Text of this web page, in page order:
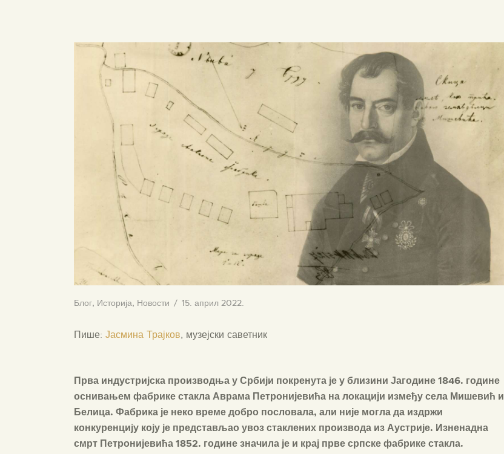
Блог, Историја, Новости 15. април 2022.
Пише: Јасмина Трајков, музејски саветник
Прва индустријска производња у Србији покренута је у близини Јагодине 1846. године
оснивањем фабрике стакла Аврама Петронијевића на локацији између села Мишевић и
Белица. Фабрика је неко време добро пословала, али није могла да издржи
конкуренцију коју је представљао увоз стаклених производа из Аустрије. Изненадна
смрт Петронијевића 1852. године значила је и крај прве српске фабрике стакла.